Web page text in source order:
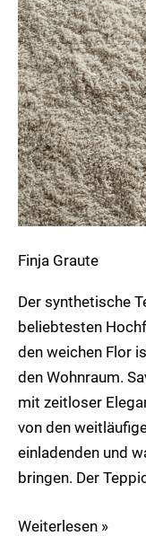
Finja Graute
Der synthetische
beliebtesten
den weichen Flor
den Wohnraum.
mit zeitloser
von den
einladenden und
bringen. Der
Weiterlesen »